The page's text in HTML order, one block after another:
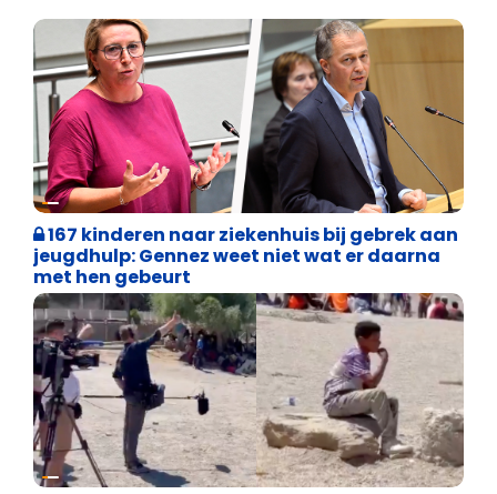
Binnenland politiek
167 kinderen naar ziekenhuis bij gebrek aan
jeugdhulp: Gennez weet niet wat er daarna
met hen gebeurt
Cultuuroorlog